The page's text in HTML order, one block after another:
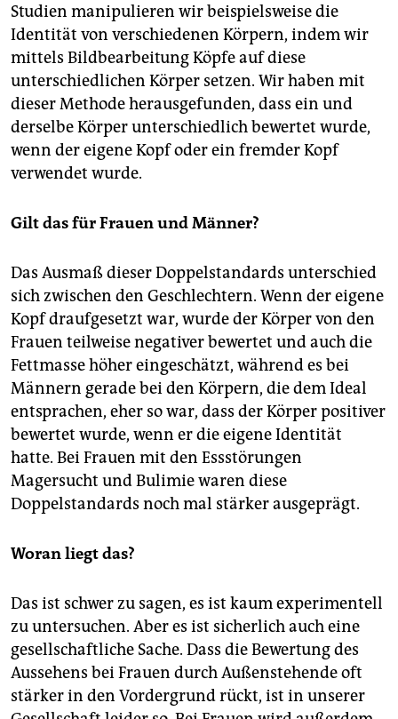
Studien manipulieren wir beispielsweise die
Identität von verschiedenen Körpern, indem wir
mittels Bildbearbeitung Köpfe auf diese
unterschiedlichen Körper setzen. Wir haben mit
dieser Methode herausgefunden, dass ein und
derselbe Körper unterschiedlich bewertet wurde,
wenn der eigene Kopf oder ein fremder Kopf
verwendet wurde.
Gilt das für Frauen und Männer?
Das Ausmaß dieser Doppelstandards unterschied
sich zwischen den Geschlechtern. Wenn der eigene
Kopf draufgesetzt war, wurde der Körper von den
Frauen teilweise negativer bewertet und auch die
Fettmasse höher eingeschätzt, während es bei
Männern gerade bei den Körpern, die dem Ideal
entsprachen, eher so war, dass der Körper positiver
bewertet wurde, wenn er die eigene Identität
hatte. Bei Frauen mit den Essstörungen
Magersucht und Bulimie waren diese
Doppelstandards noch mal stärker ausgeprägt.
Woran liegt das?
Das ist schwer zu sagen, es ist kaum experimentell
zu untersuchen. Aber es ist sicherlich auch eine
gesellschaftliche Sache. Dass die Bewertung des
Aussehens bei Frauen durch Außenstehende oft
stärker in den Vordergrund rückt, ist in unserer